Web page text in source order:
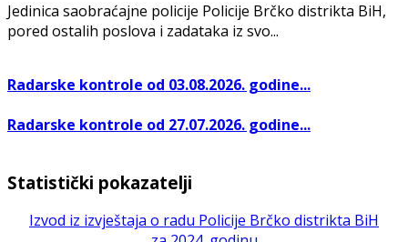
Jedinica saobraćajne policije Policije Brčko distrikta BiH,
pored ostalih poslova i zadataka iz svo...
Radarske kontrole od 03.08.2026. godine...
Radarske kontrole od 27.07.2026. godine...
Statistički pokazatelji
Izvod iz izvještaja o radu Policije Brčko distrikta BiH